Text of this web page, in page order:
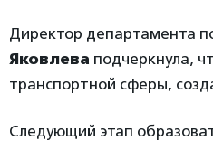
Директор департамента
Яковлева подчеркнула,
транспортной сферы,
Следующий этап